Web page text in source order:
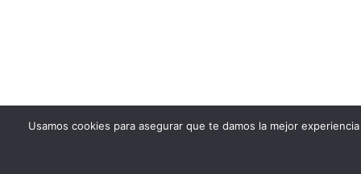
Usamos cookies para asegurar que te damos la mejor